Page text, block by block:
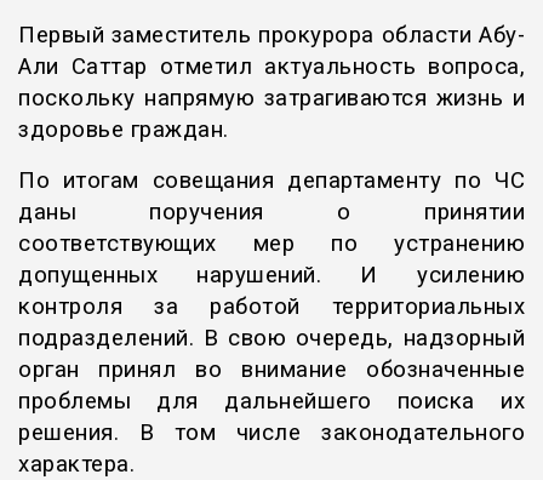
Первый заместитель прокурора области Абу-
Али Саттар отметил актуальность вопроса,
поскольку напрямую затрагиваются жизнь и
здоровье граждан.
По итогам совещания департаменту по ЧС
даны поручения о принятии
соответствующих мер по устранению
допущенных нарушений. И усилению
контроля за работой территориальных
подразделений. В свою очередь, надзорный
орган принял во внимание обозначенные
проблемы для дальнейшего поиска их
решения. В том числе законодательного
характера.